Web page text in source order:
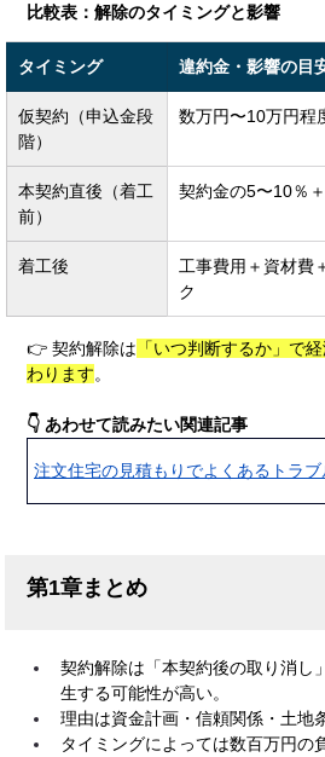
比較表：解除のタイミングと影響
タイミング 違約金・影響の目
仮契約（申込金段
階）
数万円〜10万円程
本契約直後（着工
前）
契約金の5〜10％
着工後
工事費用＋資材費
ク
👉 契約解除は 「いつ判断するか」で
わります。
👇 あわせて読みたい関連記事
注文住宅の見積もりでよくあるトラ
第1章まとめ
契約解除は「本契約後の取り消し
生する可能性が高い。
理由は資金計画・信頼関係・土地
タイミングによっては数百万円の